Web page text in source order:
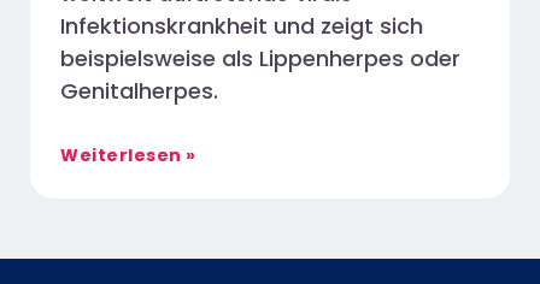
Infektionskrankheit und zeigt sich
beispielsweise als Lippenherpes oder
Genitalherpes.
Weiterlesen »